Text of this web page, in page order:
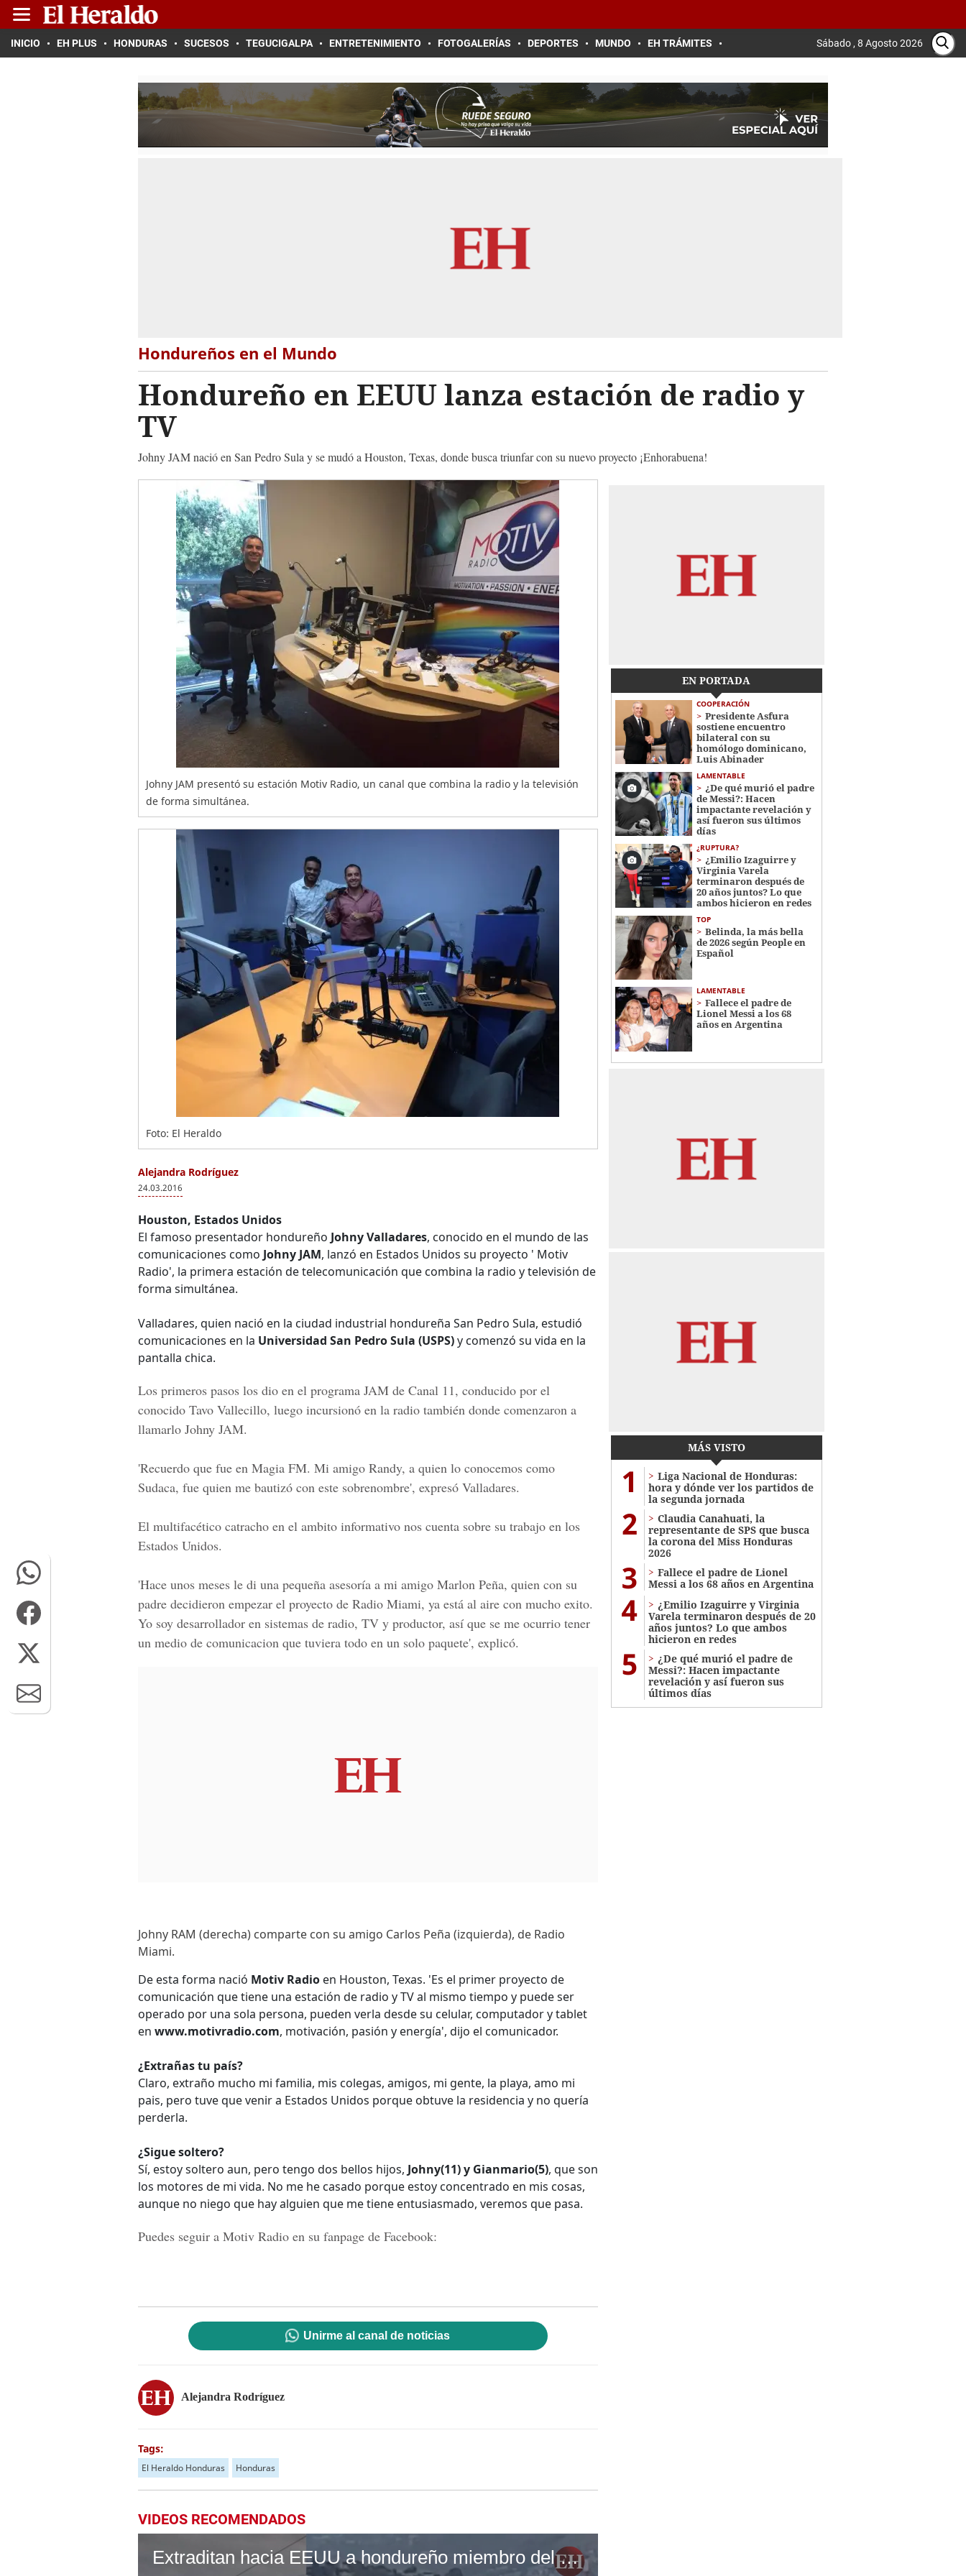
INICIO EH PLUS HONDURAS SUCESOS TEGUCIGALPA ENTRETENIMIENTO FOTOGALERÍAS DEPORTES MUNDO EH TRÁMITES Sábado , 8 Agosto 2026
Hondureños en el Mundo
Hondureño en EEUU lanza estación de radio y
TV
Johny JAM nació en San Pedro Sula y se mudó a Houston, Texas, donde busca triunfar con su nuevo proyecto ¡Enhorabuena!
Johny JAM presentó su estación Motiv Radio, un canal que combina la radio y la televisión
de forma simultánea.
Foto: El Heraldo
Alejandra Rodríguez
24.03.2016
Houston, Estados Unidos
El famoso presentador hondureño Johny Valladares, conocido en el mundo de las
comunicaciones como Johny JAM, lanzó en Estados Unidos su proyecto ' Motiv
Radio', la primera estación de telecomunicación que combina la radio y televisión de
forma simultánea.
Valladares, quien nació en la ciudad industrial hondureña San Pedro Sula, estudió
comunicaciones en la Universidad San Pedro Sula (USPS)y comenzó su vida en la
pantalla chica.
Los primeros pasos los dio en el programa JAM de Canal 11, conducido por el
conocido Tavo Vallecillo, luego incursionó en la radio también donde comenzaron a
llamarlo Johny JAM.
'Recuerdo que fue en Magia FM. Mi amigo Randy, a quien lo conocemos como
Sudaca, fue quien me bautizó con este sobrenombre', expresó Valladares.
El multifacético catracho en el ambito informativo nos cuenta sobre su trabajo en los
Estados Unidos.
'Hace unos meses le di una pequeña asesoría a mi amigo Marlon Peña, quien con su
padre decidieron empezar el proyecto de Radio Miami, ya está al aire con mucho exito.
Yo soy desarrollador en sistemas de radio, TV y productor, así que se me ocurrio tener
un medio de comunicacion que tuviera todo en un solo paquete', explicó.
Johny RAM (derecha) comparte con su amigo Carlos Peña (izquierda), de Radio
Miami.
De esta forma nació Motiv Radio en Houston, Texas. 'Es el primer proyecto de
comunicación que tiene una estación de radio y TV al mismo tiempo y puede ser
operado por una sola persona, pueden verla desde su celular, computador y tablet
en www.motivradio.com, motivación, pasión y energía', dijo el comunicador.
¿Extrañas tu país?
Claro, extraño mucho mi familia, mis colegas, amigos, mi gente, la playa, amo mi
pais, pero tuve que venir a Estados Unidos porque obtuve la residencia y no quería
perderla.
¿Sigue soltero?
Sí, estoy soltero aun, pero tengo dos bellos hijos, Johny(11) y Gianmario(5), que son
los motores de mi vida. No me he casado porque estoy concentrado en mis cosas,
aunque no niego que hay alguien que me tiene entusiasmado, veremos que pasa.
Puedes seguir a Motiv Radio en su fanpage de Facebook:
Unirme al canal de noticias
Alejandra Rodríguez
Tags:
El Heraldo Honduras Honduras
VIDEOS RECOMENDADOS
Extraditan hacia EEUU a hondureño miembro del cartel de "Los Soles"
EN PORTADA
COOPERACIÓN
Presidente Asfura
sostiene encuentro
bilateral con su
homólogo dominicano,
Luis Abinader
LAMENTABLE
¿De qué murió el padre
de Messi?: Hacen
impactante revelación y
así fueron sus últimos
días
¿RUPTURA?
¿Emilio Izaguirre y
Virginia Varela
terminaron después de
20 años juntos? Lo que
ambos hicieron en redes
TOP
Belinda, la más bella
de 2026 según People en
Español
LAMENTABLE
Fallece el padre de
Lionel Messi a los 68
años en Argentina
MÁS VISTO
1
Liga Nacional de Honduras:
hora y dónde ver los partidos de
la segunda jornada
2
Claudia Canahuati, la
representante de SPS que busca
la corona del Miss Honduras
2026
3
Fallece el padre de Lionel
Messi a los 68 años en Argentina
4
¿Emilio Izaguirre y Virginia
Varela terminaron después de 20
años juntos? Lo que ambos
hicieron en redes
5
¿De qué murió el padre de
Messi?: Hacen impactante
revelación y así fueron sus
últimos días